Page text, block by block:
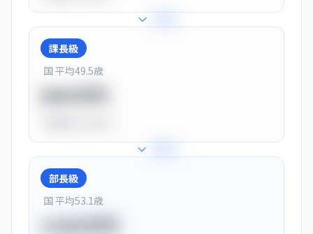
課長級
国 平均49.5歳
部長級
国 平均53.1歳